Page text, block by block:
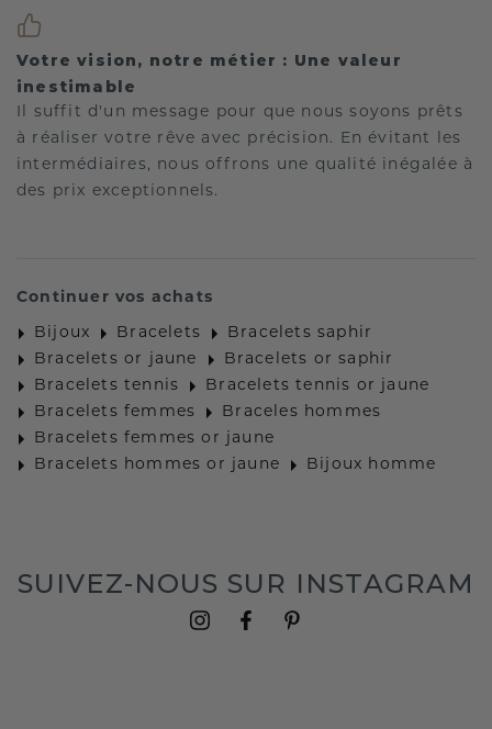
Votre vision, notre métier : Une valeur
inestimable
Il suffit d'un message pour que nous soyons prêts
à réaliser votre rêve avec précision. En évitant les
intermédiaires, nous offrons une qualité inégalée à
des prix exceptionnels.
Continuer vos achats
Bijoux Bracelets
Bracelets saphir
Bracelets or jaune
Bracelets or saphir
Bracelets tennis
Bracelets tennis or jaune
Bracelets femmes
Braceles hommes
Bracelets femmes or jaune
Bracelets hommes or jaune
Bijoux homme
SUIVEZ-NOUS SUR INSTAGRAM